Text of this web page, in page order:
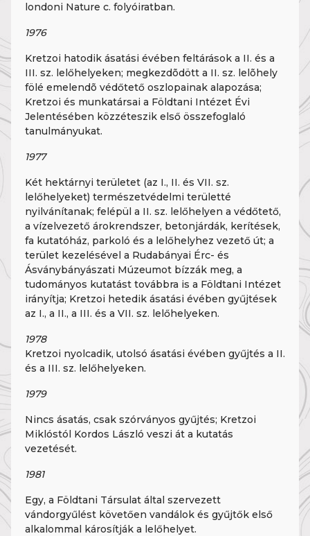
londoni Nature c. folyóiratban.
1976
Kretzoi hatodik ásatási évében feltárások a II. és a
III. sz. lelőhelyeken; megkezdõdött a II. sz. lelõhely
fölé emelendõ védőtető oszlopainak alapozása;
Kretzoi és munkatársai a Földtani Intézet Évi
Jelentésében közzéteszik első összefoglaló
tanulmányukat.
1977
Két hektárnyi területet (az I., II. és VII. sz.
lelőhelyeket) természetvédelmi területté
nyilvánítanak; felépül a II. sz. lelőhelyen a védőtető,
a vízelvezető árokrendszer, betonjárdák, kerítések,
fa kutatóház, parkoló és a lelőhelyhez vezető út; a
terület kezelésével a Rudabányai Érc- és
Ásványbányászati Múzeumot bízzák meg, a
tudományos kutatást továbbra is a Földtani Intézet
irányítja; Kretzoi hetedik ásatási évében gyűjtések
az I., a II., a III. és a VII. sz. lelőhelyeken.
1978
Kretzoi nyolcadik, utolsó ásatási évében gyűjtés a II.
és a III. sz. lelőhelyeken.
1979
Nincs ásatás, csak szórványos gyűjtés; Kretzoi
Miklóstól Kordos László veszi át a kutatás
vezetését.
1981
Egy, a Földtani Társulat által szervezett
vándorgyűlést követően vandálok és gyűjtők első
alkalommal károsítják a lelőhelyet.